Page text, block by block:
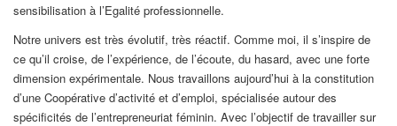
sensibilisation à l’Egalité professionnelle.
Notre univers est très évolutif, très réactif. Comme moi, il s’inspire de
ce qu’il croise, de l’expérience, de l’écoute, du hasard, avec une forte
dimension expérimentale. Nous travaillons aujourd’hui à la constitution
d’une Coopérative d’activité et d’emploi, spécialisée autour des
spécificités de l’entrepreneuriat féminin. Avec l’objectif de travailler sur